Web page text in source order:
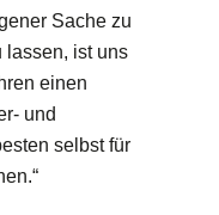
Sache zu
lassen, ist uns
einen
und
selbst für